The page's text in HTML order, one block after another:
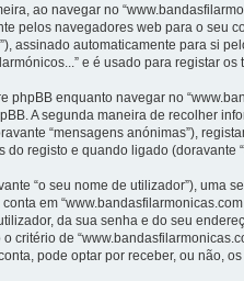
ao navegar no
pelos navegadores web para o seu
assinado automaticamente para si
e é usado para registar
phpBB enquanto navegar no
A segunda maneira de recolher
“mensagens anónimas”),
registo e quando ligado (doravante
“o seu nome de utilizador”),
em
da sua senha e do seu
critério de
pode optar por receber, ou não,